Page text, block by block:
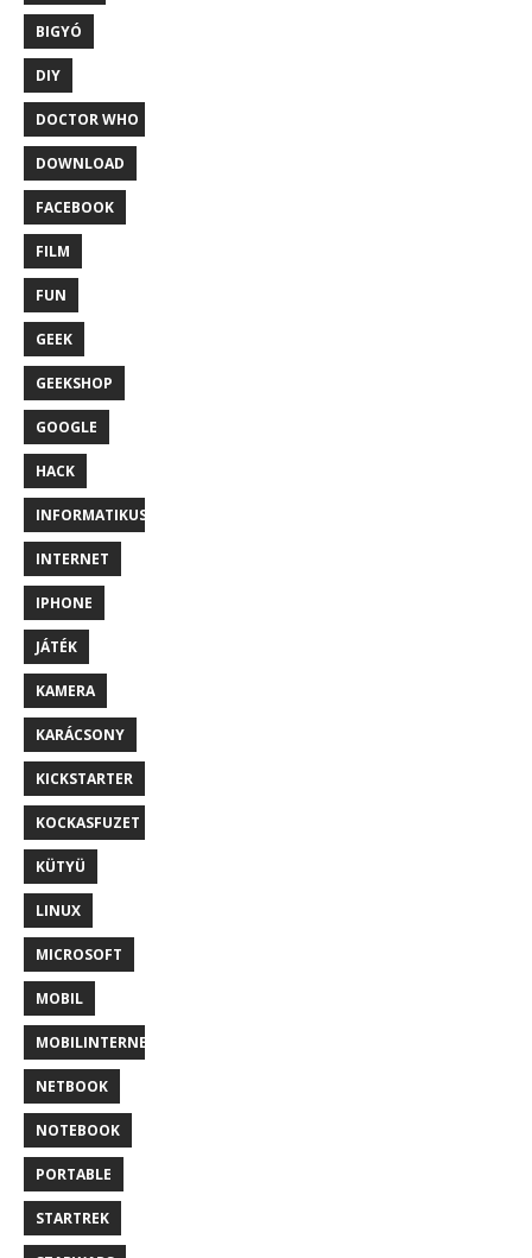
BIGYÓ
DIY
DOCTOR WHO
DOWNLOAD
FACEBOOK
FILM
FUN
GEEK
GEEKSHOP
GOOGLE
HACK
INFORMATIKUS
INTERNET
IPHONE
JÁTÉK
KAMERA
KARÁCSONY
KICKSTARTER
KOCKASFUZET
KÜTYÜ
LINUX
MICROSOFT
MOBIL
MOBILINTERNET
NETBOOK
NOTEBOOK
PORTABLE
STARTREK